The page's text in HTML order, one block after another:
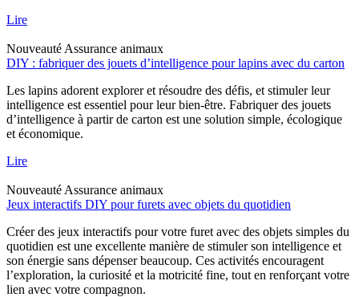
Lire
Nouveauté Assurance animaux
DIY : fabriquer des jouets d’intelligence pour lapins avec du carton
Les lapins adorent explorer et résoudre des défis, et stimuler leur
intelligence est essentiel pour leur bien-être. Fabriquer des jouets
d’intelligence à partir de carton est une solution simple, écologique
et économique.
Lire
Nouveauté Assurance animaux
Jeux interactifs DIY pour furets avec objets du quotidien
Créer des jeux interactifs pour votre furet avec des objets simples du
quotidien est une excellente manière de stimuler son intelligence et
son énergie sans dépenser beaucoup. Ces activités encouragent
l’exploration, la curiosité et la motricité fine, tout en renforçant votre
lien avec votre compagnon.